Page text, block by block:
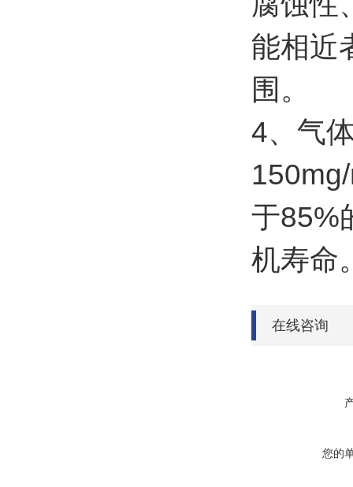
能相近
围。
4、气
于85%
机寿命
在线咨询
您的